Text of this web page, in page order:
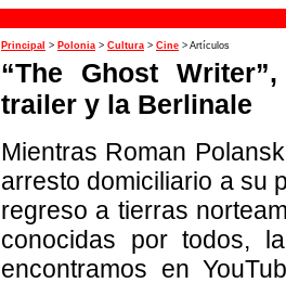
Principal > Polonia > Cultura > Cine > Artículos
“The Ghost
trailer y la Berlinale
Mientras Roman
arresto domiciliario a su
regreso a tierras
conocidas por todos,
encontramos en